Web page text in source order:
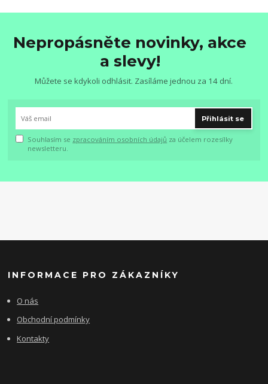
Nepropásněte novinky, akce
a slevy!
Můžete se kdykoli odhlásit. Zasíláme jednou za 14 dní.
Přihlásit se
Souhlasím se zpracováním osobních údajů za účelem rozesílky
newsletteru.
INFORMACE PRO ZÁKAZNÍKY
O nás
Obchodní podmínky
Kontakty